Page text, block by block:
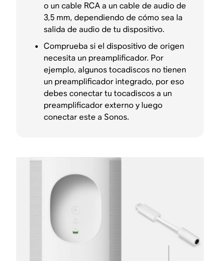
o un cable RCA a un cable de audio de
3,5 mm, dependiendo de cómo sea la
salida de audio de tu dispositivo.
Comprueba si el dispositivo de origen
necesita un preamplificador. Por
ejemplo, algunos tocadiscos no tienen
un preamplificador integrado, por eso
debes conectar tu tocadiscos a un
preamplificador externo y luego
conectar este a Sonos.